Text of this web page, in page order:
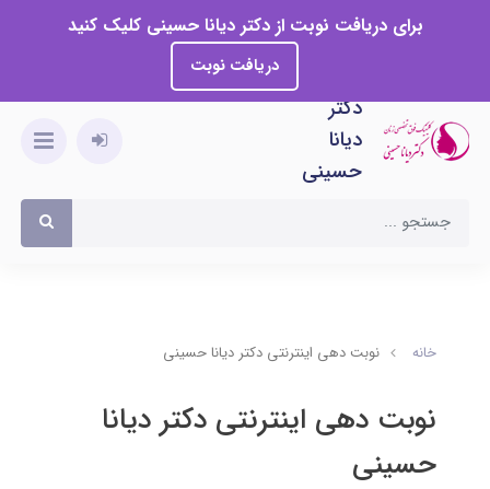
برای دریافت نوبت از دکتر دیانا حسینی کلیک کنید
دریافت نوبت
دکتر
دیانا
حسینی
خانه نوبت دهی اینترنتی دکتر دیانا حسینی
نوبت دهی اینترنتی دکتر دیانا
حسینی